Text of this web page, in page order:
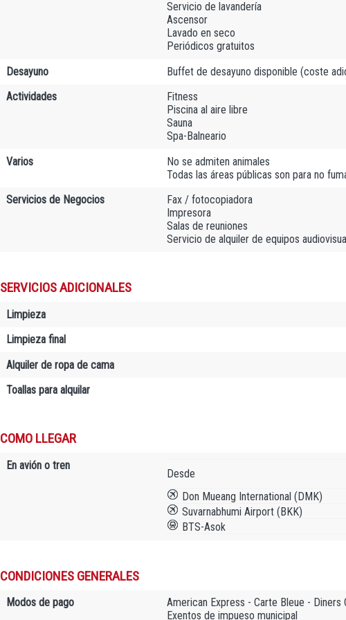
Servicio de lavandería
Ascensor
Lavado en seco
Periódicos gratuitos
Desayuno
Buffet de desayuno disponible (coste
Actividades
Fitness
Piscina al aire libre
Sauna
Spa-Balneario
Varios
No se admiten animales
Todas las áreas públicas son para no
Servicios de Negocios
Fax / fotocopiadora
Impresora
Salas de reuniones
Servicio de alquiler de equipos
SERVICIOS ADICIONALES
Limpieza
Limpieza final
Alquiler de ropa de cama
Toallas para alquilar
COMO LLEGAR
En avión o tren
Desde
Don Mueang International (DMK)
Suvarnabhumi Airport (BKK)
BTS-Asok
CONDICIONES GENERALES
Modos de pago
American Express - Carte Bleue -
Exentos de impueso municipal